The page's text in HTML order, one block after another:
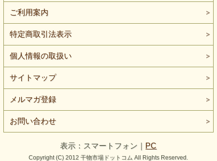
ご利用案内
特定商取引法表示
個人情報の取扱い
サイトマップ
メルマガ登録
お問い合わせ
表示：スマートフォン｜ PC
Copyright (C) 2012 干物市場ドットコム All Rights Reserved.